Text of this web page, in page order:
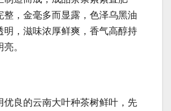
整，金毫多而显露，色泽乌黑油
明，滋味浓厚鲜爽，香气高醇持
。
优良的云南大叶种茶树鲜叶，先